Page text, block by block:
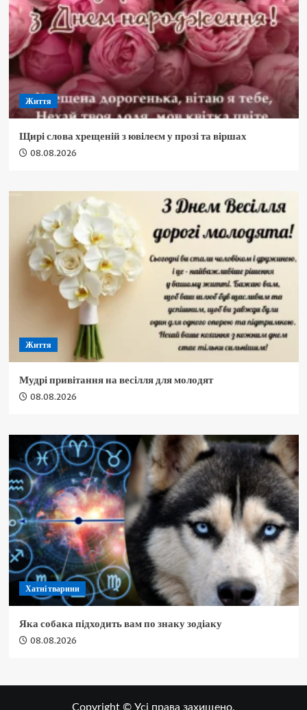
Життя
Щирі слова хрещеній з ювілеєм у прозі та віршах
08.08.2026
Життя
Мудрі привітання на весілля для молодят
08.08.2026
Хатні тварини
Яка собака підходить вам по знаку зодіаку
08.08.2026
Copyright © Усі права захищено.